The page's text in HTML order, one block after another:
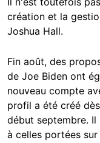
création et la
Joshua Hall.
Fin août, des
de Joe Biden ont
nouveau compte
profil a été créé
début septembre. Il
à celles portées